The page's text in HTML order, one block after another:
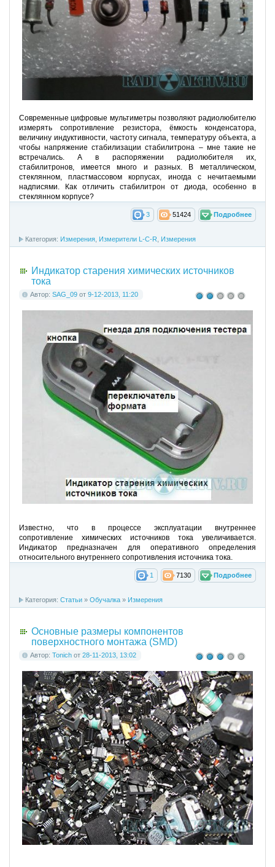
Современные цифровые мультиметры позволяют радиолюбителю
измерять сопротивление резистора, ёмкость конденсатора,
величину индуктивности, частоту сигнала, температуру объекта, а
чтобы напряжение стабилизации стабилитрона – мне такие не
встречались. А в распоряжении радиолюбителя их,
стабилитронов, имеется много и разных. В металлическом,
стеклянном, пластмассовом корпусах, иногда с нечитаемыми
надписями. Как отличить стабилитрон от диода, особенно в
стеклянном корпусе?
Подробнее
51424
3
Категория: Измерения Измерители L-C-R Измерения
Индикатор старения химических источников
тока
Автор: SAG_09 от 9-12-2013, 11:20
Известно, что в процессе эксплуатации внутреннее
сопротивление химических источников тока увеличивается.
Индикатор предназначен для оперативного определения
относительного внутреннего сопротивления источника тока.
Подробнее
7130
1
Категория: Cтатьи » Обучалка » Измерения
Основные размеры компонентов
поверхностного монтажа (SMD)
Автор: Tonich от 28-11-2013, 13:02